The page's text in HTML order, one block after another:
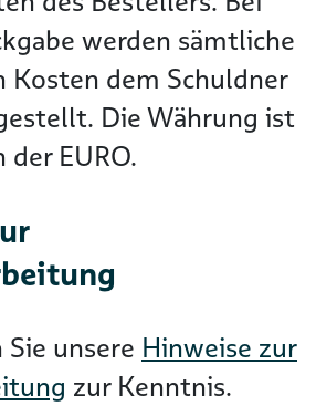
werden sämtliche
Kosten dem Schuldner
Die Währung ist
EURO.
unsere Hinweise zur
zur Kenntnis.